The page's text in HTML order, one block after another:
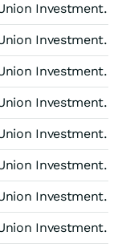
Union Investment Lux
Union Investment Lux
Union Investment Lux
Union Investment Lux
Union Investment Lux
Union Investment Lux
Union Investment Lux
Union Investment Lux